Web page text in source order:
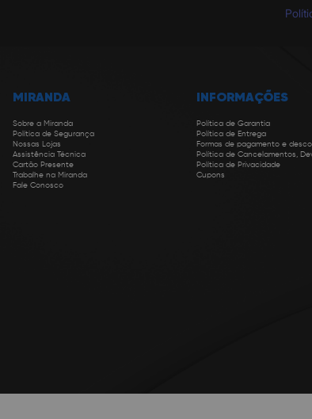
MIRANDA
Sobre a Miranda
Política de Segurança
Nossas Lojas
Assistência Técnica
Cartão Presente
Trabalhe na Miranda
Fale Conosco
INFORMAÇÕES
Política de Garantia
Política de Entrega
Formas de pagamento e
Política de Cancelamentos,
Política de Privacidade
Cupons